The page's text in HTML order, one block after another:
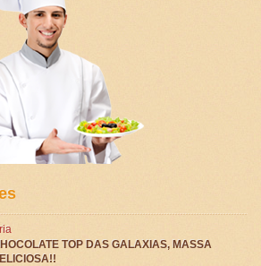
TOP DAS GALAXIAS, MASSA